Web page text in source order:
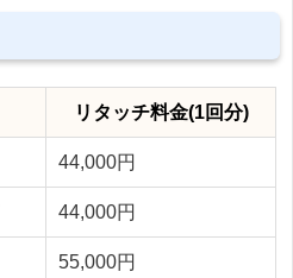
リタッチ料金(1回分)
44,000円
44,000円
55,000円